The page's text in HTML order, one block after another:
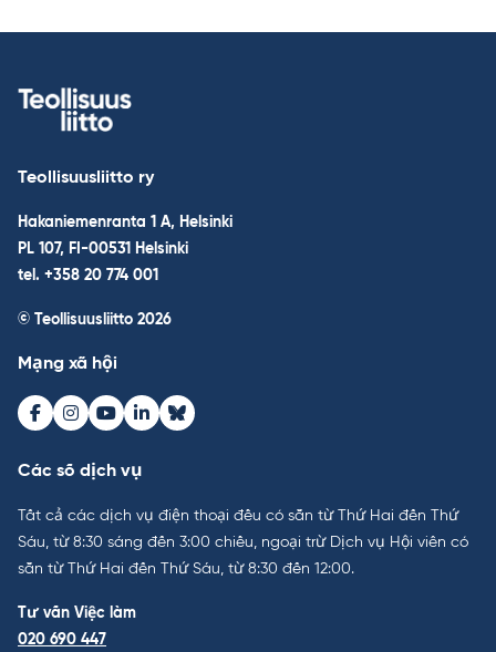
Teollisuusliitto ry
Hakaniemenranta 1 A, Helsinki
PL 107, FI-00531 Helsinki
tel. +358 20 774 001
© Teollisuusliitto 2026
Mạng xã hội
Facebook
Instagram
Youtube
LinkedInBluesky
Các số dịch vụ
Tất cả các dịch vụ điện thoại đều có sẵn từ Thứ Hai đến Thứ
Sáu, từ 8:30 sáng đến 3:00 chiều, ngoại trừ Dịch vụ Hội viên có
sẵn từ Thứ Hai đến Thứ Sáu, từ 8:30 đến 12:00.
Tư vấn Việc làm
020 690 447